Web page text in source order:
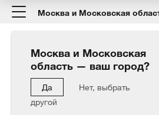
Москва и Московская
Москва и Московская
область — ваш город?
Да
Нет, выбрать
другой
Главная Каталог Интерьер
Химчистка тканевого салона и полов
MULTI STAR N - Универсальное
моющее средство под разные типы